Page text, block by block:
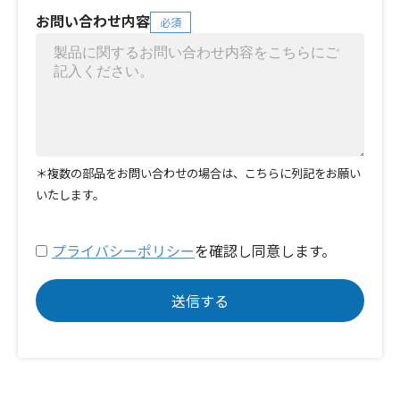
お問い合わせ内容
必須
＊複数の部品をお問い合わせの場合は、こちらに列記をお願い
いたします。
プライバシーポリシーを確認し同意します。